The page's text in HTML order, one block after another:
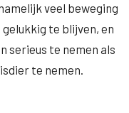
veel beweging
te blijven, en
serieus te nemen als
te nemen.